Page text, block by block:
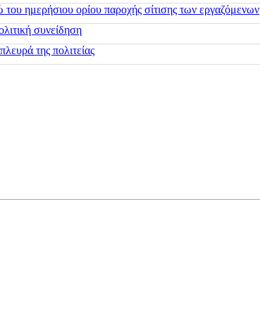
ημερήσιου ορίου παροχής σίτισης των εργαζόμενων
συνείδηση
της πολιτείας